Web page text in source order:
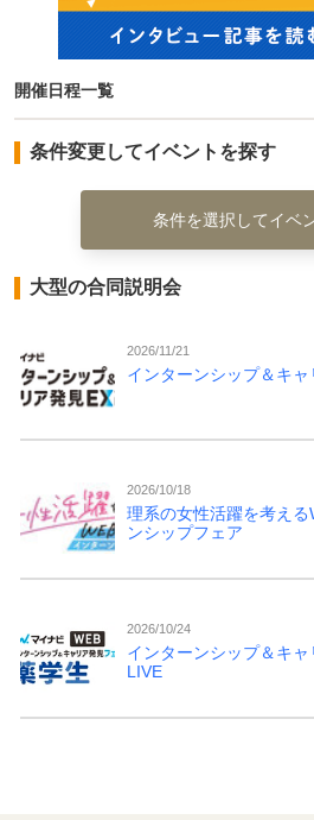
開催日程一覧
条件変更してイベントを探す
条件を選択してイベ
大型の合同説明会
2026/11/21
インターンシップ＆キ
2026/10/18
理系の女性活躍を考え
ンシップフェア
2026/10/24
インターンシップ＆キ
LIVE